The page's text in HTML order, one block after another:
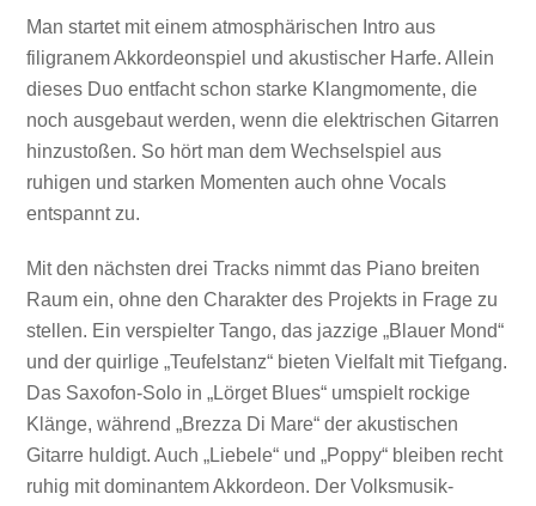
Man startet mit einem atmosphärischen Intro aus
filigranem Akkordeonspiel und akustischer Harfe. Allein
dieses Duo entfacht schon starke Klangmomente, die
noch ausgebaut werden, wenn die elektrischen Gitarren
hinzustoßen. So hört man dem Wechselspiel aus
ruhigen und starken Momenten auch ohne Vocals
entspannt zu.
Mit den nächsten drei Tracks nimmt das Piano breiten
Raum ein, ohne den Charakter des Projekts in Frage zu
stellen. Ein verspielter Tango, das jazzige „Blauer Mond“
und der quirlige „Teufelstanz“ bieten Vielfalt mit Tiefgang.
Das Saxofon-Solo in „Lörget Blues“ umspielt rockige
Klänge, während „Brezza Di Mare“ der akustischen
Gitarre huldigt. Auch „Liebele“ und „Poppy“ bleiben recht
ruhig mit dominantem Akkordeon. Der Volksmusik-